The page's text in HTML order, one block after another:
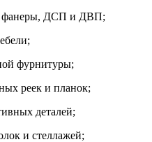
фанеры, ДСП и ДВП;
фурнитуры;
реек и планок;
деталей;
и стеллажей;